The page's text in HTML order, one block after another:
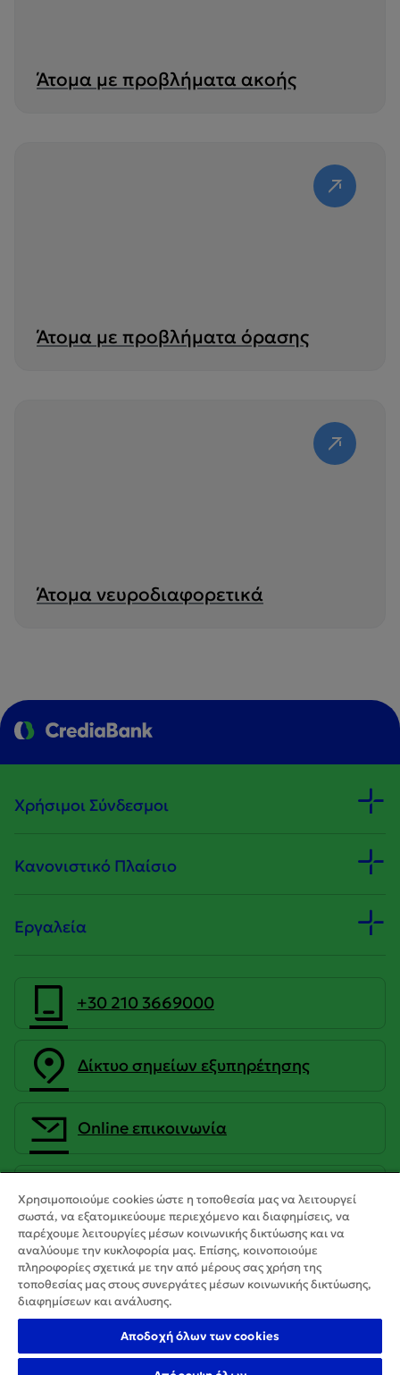
Άτομα με προβλήματα ακοής
Άτομα με προβλήματα όρασης
Άτομα νευροδιαφορετικά
Χρήσιμοι Σύνδεσμοι
Κανονιστικό Πλαίσιο
Εργαλεία
+30 210 3669000
Δίκτυο σημείων εξυπηρέτησης
Οnline επικοινωνία
CrediaBank Ανώνυμη Τραπεζική
Εταιρεία
Χρησιμοποιούμε cookies ώστε η τοποθεσία μας να λειτουργεί
σωστά, να εξατομικεύουμε περιεχόμενο και διαφημίσεις, να
παρέχουμε λειτουργίες μέσων κοινωνικής δικτύωσης και να
αναλύουμε την κυκλοφορία μας. Επίσης, κοινοποιούμε
πληροφορίες σχετικά με την από μέρους σας χρήση της
τοποθεσίας μας στους συνεργάτες μέσων κοινωνικής δικτύωσης,
διαφημίσεων και ανάλυσης.
Αποδοχή όλων των cookies